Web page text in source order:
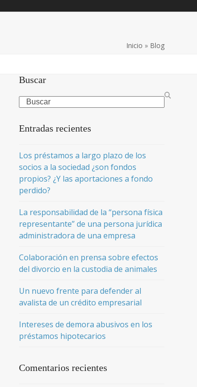
Inicio » Blog
Buscar
Search
Entradas recientes
Los préstamos a largo plazo de los
socios a la sociedad ¿son fondos
propios? ¿Y las aportaciones a fondo
perdido?
La responsabilidad de la “persona física
representante” de una persona jurídica
administradora de una empresa
Colaboración en prensa sobre efectos
del divorcio en la custodia de animales
Un nuevo frente para defender al
avalista de un crédito empresarial
Intereses de demora abusivos en los
préstamos hipotecarios
Comentarios recientes